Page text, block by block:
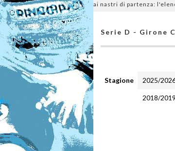
sono 14 i team ai nastri di partenza: l'elenco
Serie D - Girone C
Stagione 2025/
2018/2019